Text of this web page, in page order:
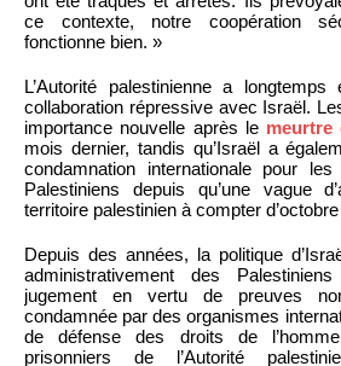
ce contexte, notre coopération
fonctionne bien. »
L’Autorité palestinienne a
collaboration répressive avec Israël.
importance nouvelle après le meurtre
mois dernier, tandis qu’Israël a
condamnation internationale pour
Palestiniens depuis qu’une vague
territoire palestinien à compter
Depuis des années, la politique
administrativement des
jugement en vertu de preuves
condamnée par des organismes
de défense des droits de
prisonniers de l’Autorité